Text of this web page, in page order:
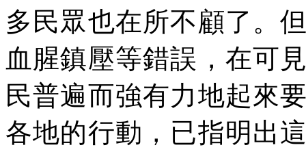
多民眾也在所不顧了。
血腥鎮壓等錯誤，在可
民普遍而強有力地起來
各地的行動，已指明出